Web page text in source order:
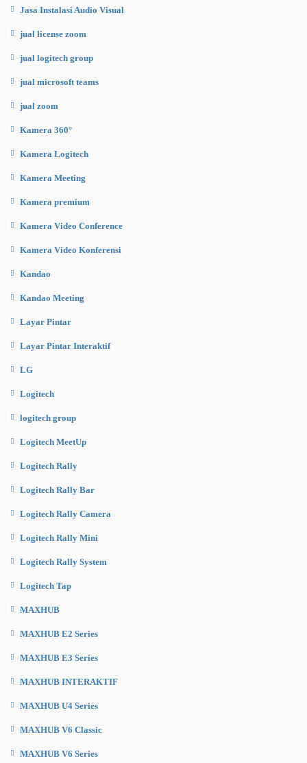
Jasa Instalasi Audio Visual
jual license zoom
jual logitech group
jual microsoft teams
jual zoom
Kamera 360°
Kamera Logitech
Kamera Meeting
Kamera premium
Kamera Video Conference
Kamera Video Konferensi
Kandao
Kandao Meeting
Layar Pintar
Layar Pintar Interaktif
LG
Logitech
logitech group
Logitech MeetUp
Logitech Rally
Logitech Rally Bar
Logitech Rally Camera
Logitech Rally Mini
Logitech Rally System
Logitech Tap
MAXHUB
MAXHUB E2 Series
MAXHUB E3 Series
MAXHUB INTERAKTIF
MAXHUB U4 Series
MAXHUB V6 Classic
MAXHUB V6 Series